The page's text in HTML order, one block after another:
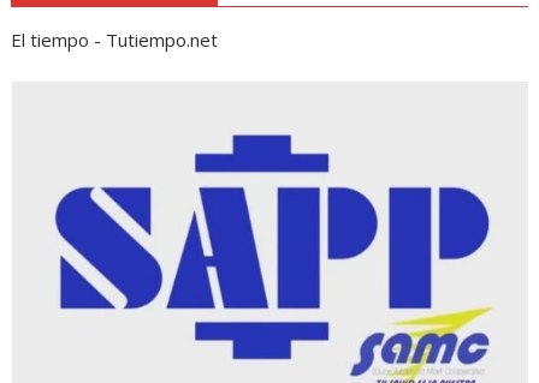
El tiempo - Tutiempo.net